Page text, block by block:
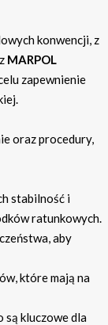
konwencji, z
MARPOL
zapewnienie
oraz procedury,
stabilność i
ratunkowych.
aby
które mają na
są kluczowe dla